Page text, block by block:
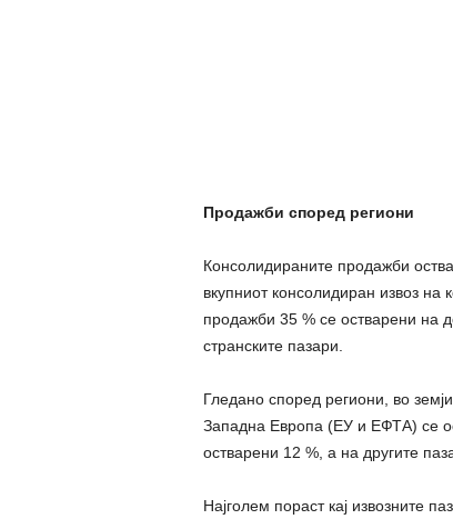
Продажби според региони
Консолидираните продажби
вкупниот консолидиран извоз на
продажби 35 % се остварени на
странските пазари.
Гледано според региони, во
Западна Европа (ЕУ и ЕФТА) се
остварени 12 %, а на другите
Најголем пораст кај извозните